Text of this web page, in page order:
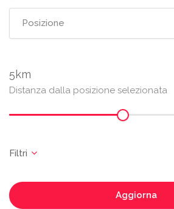
5
Distanza dalla posizione selezionata
Aggiorna